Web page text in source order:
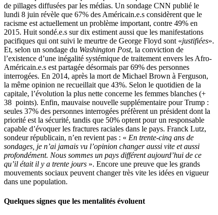
de pillages diffusées par les médias. Un sondage CNN publié le
lundi 8 juin révèle que 67% des Américain.e.s considèrent que le
racisme est actuellement un problème important, contre 49% en
2015. Huit sondé.e.s sur dix estiment aussi que les manifestations
pacifiques qui ont suivi le meurtre de George Floyd sont «justifiées».
Et, selon un sondage du Washington Post, la conviction de
l’existence d’une inégalité systémique de traitement envers les Afro-
Américain.e.s est partagée désormais par 69% des personnes
interrogées. En 2014, après la mort de Michael Brown à Ferguson,
la même opinion ne recueillait que 43%. Selon le quotidien de la
capitale, l’évolution la plus nette concerne les femmes blanches (+
38 points). Enfin, mauvaise nouvelle supplémentaire pour Trump :
seules 37% des personnes interrogées préfèrent un président dont la
priorité est la sécurité, tandis que 50% optent pour un responsable
capable d’évoquer les fractures raciales dans le pays. Franck Lutz,
sondeur républicain, n’en revient pas : « En trente-cinq ans de
sondages, je n’ai jamais vu l’opinion changer aussi vite et aussi
profondément. Nous sommes un pays différent aujourd’hui de ce
qu’il était il y a trente jours ». Encore une preuve que les grands
mouvements sociaux peuvent changer très vite les idées en vigueur
dans une population.
Quelques signes que les mentalités évoluent